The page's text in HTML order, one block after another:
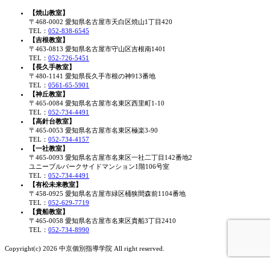
【焼山教室】
〒468-0002 愛知県名古屋市天白区焼山1丁目420
TEL： 052-838-6545
【吉根教室】
〒463-0813 愛知県名古屋市守山区吉根南1401
TEL： 052-726-5451
【長久手教室】
〒480-1141 愛知県長久手市根の神913番地
TEL： 0561-65-5901
【神丘教室】
〒465-0084 愛知県名古屋市名東区西里町1-10
TEL： 052-734-4491
【高針台教室】
〒465-0053 愛知県名古屋市名東区極楽3-90
TEL： 052-734-4157
【一社教室】
〒465-0093 愛知県名古屋市名東区一社二丁目142番地2
ユニーブルパークサイドマンション1階106号室
TEL： 052-734-4491
【有松未来教室】
〒458-0925 愛知県名古屋市緑区桶狭間森前1104番地
TEL： 052-629-7719
【貴船教室】
〒465-0058 愛知県名古屋市名東区貴船3丁目2410
TEL： 052-734-8990
Copyright(c) 2026 中京個別指導学院 All right reserved.